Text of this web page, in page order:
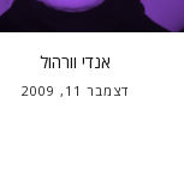
אנדי וורהול
דצמבר 11, 2009